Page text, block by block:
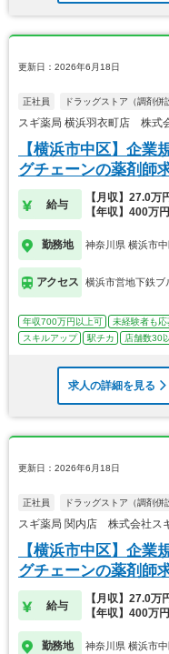
更新日：2026年6月18日
正社員 ドラッグストア（調剤併
スギ薬局 横浜羽衣町店 株式
【横浜市中区】企業
グチェーンの薬剤師
給与
【月収】27.0万
【年収】400万
勤務地 神奈川県 横浜市中
アクセス 横浜市営地下鉄ブ
年収700万円以上可 未経験者も応
スキルアップ
駅チカ 店舗数30
求人の詳細を見る
更新日：2026年6月18日
正社員 ドラッグストア（調剤併
スギ薬局 関内店 株式会社ス
【横浜市中区】企業
グチェーンの薬剤師
給与
【月収】27.0万
【年収】400万
勤務地 神奈川県 横浜市中